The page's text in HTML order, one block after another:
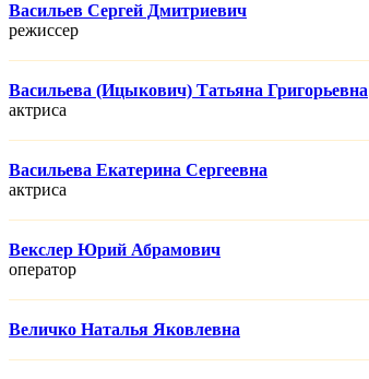
Васильев Сергей Дмитриевич
режисcер
Васильева (Ицыкович) Татьяна Григорьевна
актриса
Васильева Екатерина Сергеевна
актриса
Векслер Юрий Абрамович
оператор
Величко Наталья Яковлевна